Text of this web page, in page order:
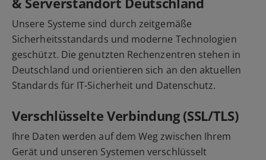
Unsere Systeme sind durch zeitgemäße
Sicherheitsstandards und moderne Technologien
geschützt. Die genutzten Rechenzentren stehen in
Deutschland und orientieren sich an den aktuellen
Standards für IT-Sicherheit und Datenschutz.
Verschlüsselte Verbindung (SSL/TLS)
Ihre Daten werden auf dem Weg zwischen Ihrem
Gerät und unseren Systemen verschlüsselt